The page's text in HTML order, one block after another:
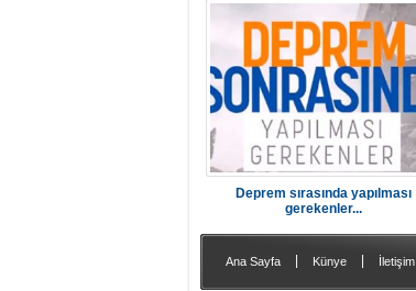
Deprem sırasında yapılması
gerekenler...
Ana Sayfa Künye İletişim